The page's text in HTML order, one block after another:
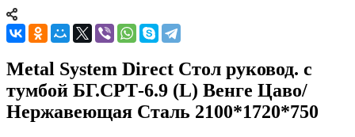
Metal System Direct Стол руковод. с
тумбой БГ.СРТ-6.9 (L) Венге Цаво/
Нержавеющая Сталь 2100*1720*750